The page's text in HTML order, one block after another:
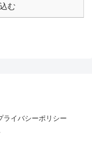
む
ライバシーポリシー